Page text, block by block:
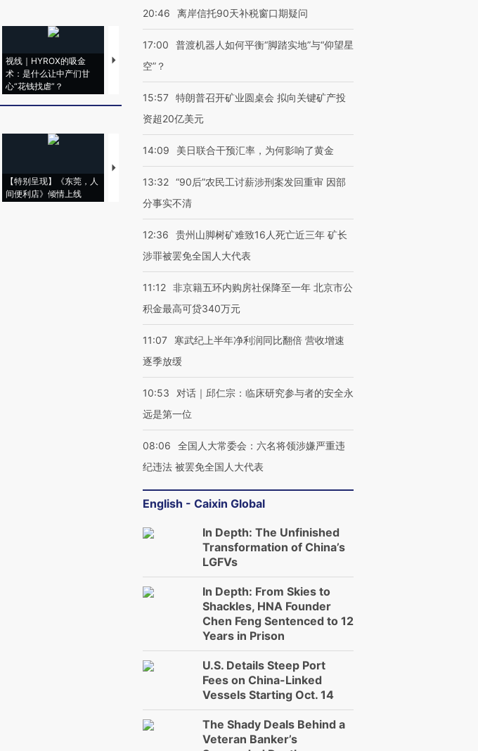
视线｜HYROX的吸金
术：是什么让中产们甘
心“花钱找虐”？
马航飞行员跨国走私7万
粒摇头丸 尿检体内含3种
【特别呈现】《东莞，人
间便利店》倾情上线
【推广】走进第四届链博
会，让数智科技“链”接产
【特别呈现】寻找100种
【商旅对话】华住集团
CFO：不靠规模取胜，华
20:46 离岸信托90天补税窗口期疑问
17:00
普渡机器人如何平衡“脚踏实地”与“仰望星
空”？
15:57 特朗普召开矿业圆桌会 拟向关键矿产投
资超20亿美元
14:09 美日联合干预汇率，为何影响了黄金
13:32 “90后”农民工讨薪涉刑案发回重审 因部
分事实不清
12:36
贵州山脚树矿难致16人死亡近三年 矿长
涉罪被罢免全国人大代表
11:12 非京籍五环内购房社保降至一年 北京市公
积金最高可贷340万元
11:07
寒武纪上半年净利润同比翻倍 营收增速
逐季放缓
10:53
对话｜邱仁宗：临床研究参与者的安全永
远是第一位
08:06
全国人大常委会：六名将领涉嫌严重违
纪违法 被罢免全国人大代表
English - Caixin Global
In Depth: The Unfinished
Transformation of China’s
LGFVs
In Depth: From Skies to
Shackles, HNA Founder
Chen Feng Sentenced to 12
Years in Prison
U.S. Details Steep Port
Fees on China-Linked
Vessels Starting Oct. 14
The Shady Deals Behind a
Veteran Banker’s